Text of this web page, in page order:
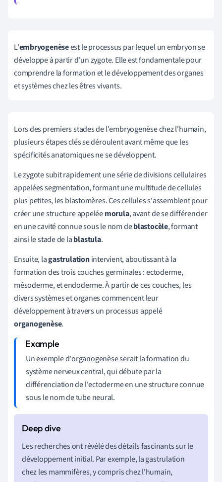
L'embryogenèseest le processus par lequel un embryon se
développe à partir d'un zygote. Elle est fondamentale pour
comprendre la formation et le développement des organes
et systèmes chez les êtres vivants.
Lors des premiers stades de l'embryogenèse chez l'humain,
plusieurs étapes clés se déroulent avant même que les
spécificités anatomiques ne se développent.
Le zygote subit rapidement une série de divisions cellulaires
appelées segmentation, formant une multitude de cellules
plus petites, les blastomères. Ces cellules s'assemblent pour
créer une structure appeléemorula, avant de se différencier
en une cavité connue sous le nom deblastocèle, formant
ainsi le stade de lablastula.
Ensuite, lagastrulationintervient, aboutissant à la
formation des trois couches germinales : ectoderme,
mésoderme, et endoderme. À partir de ces couches, les
divers systèmes et organes commencent leur
développement à travers un processus appelé
organogenèse.
Un exemple d'organogenèse serait la formation du
système nerveux central, qui débute par la
différenciation de l'ectoderme en une structure connue
sous le nom de tube neural.
Les recherches ont révélé des détails fascinants sur le
développement initial. Par exemple, la gastrulation
chez les mammifères, y compris chez l'humain,